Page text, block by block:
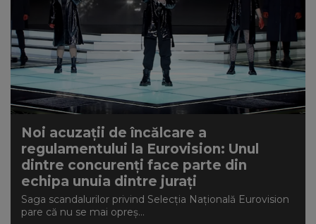
Noi acuzații de încălcare a
regulamentului la Eurovision: Unul
dintre concurenți face parte din
echipa unuia dintre jurați
Saga scandalurilor privind Selecția Națională Eurovision
pare că nu se mai opreș...